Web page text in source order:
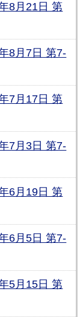
8月21日 第
8月7日 第7-
7月17日 第
7月3日 第7-
6月19日 第
6月5日 第7-
5月15日 第